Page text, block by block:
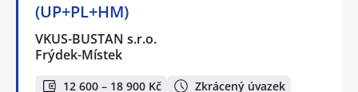
(UP+PL+HM)
VKUS-BUSTAN s.r.o.
Frýdek-Místek
12 600 – 18 900 Kč
Zkrácený úvazek